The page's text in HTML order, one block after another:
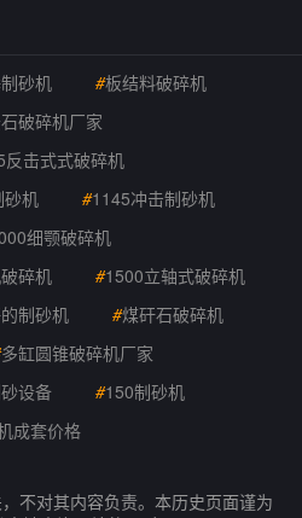
砂机 #板结料破碎机
破碎机厂家
反击式式破碎机
砂机 #1145冲击制砂机
细颚破碎机
碎机 #1500立轴式破碎机
制砂机 #煤矸石破碎机
多缸圆锥破碎机厂家
设备 #150制砂机
成套价格
不对其内容负责。本历史页面谨为